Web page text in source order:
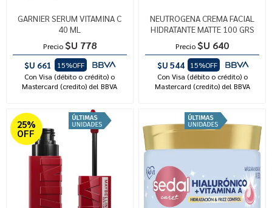
GARNIER SERUM VITAMINA C
40 ML
Precio $U 778
$U 661
15%OFF
Con Visa (débito o crédito) o
Mastercard (credito) del BBVA
NEUTROGENA CREMA FACIAL
HIDRATANTE MATTE 100 GRS
Precio $U 640
$U 544
15%OFF
Con Visa (débito o crédito) o
Mastercard (credito) del BBVA
25%
OFF